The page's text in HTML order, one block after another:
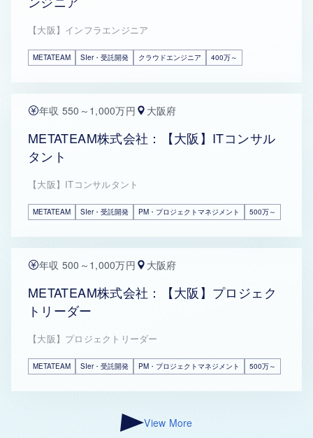
【大阪】インフラエンジニア
METATEAM SIer・受託開発 クラウドエンジニア 400万～
年収 550～1,000万円 大阪府
METATEAM株式会社：【大阪】ITコンサル
タント
【大阪】ITコンサルタント
METATEAM SIer・受託開発 PM・プロジェクトマネジメント 500万～
年収 500～1,000万円 大阪府
METATEAM株式会社：【大阪】プロジェク
トリーダー
【大阪】プロジェクトリーダー
METATEAM SIer・受託開発 PM・プロジェクトマネジメント 500万～
View More